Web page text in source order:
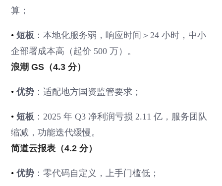
算；
•短板 ：本地化服务弱，响应时间＞24 小时，中小
企部署成本高（起价 500 万）。
浪潮 GS（4.3 分）
•优势 ：适配地方国资监管要求；
•短板 ：2025 年 Q3 净利润亏损 2.11 亿，服务团队
缩减，功能迭代缓慢。
简道云报表（4.2 分）
•优势 ：零代码自定义，上手门槛低；